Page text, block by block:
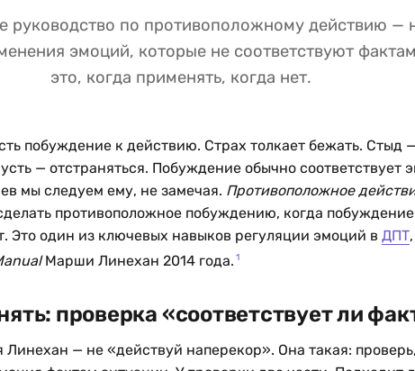
руководство по противоположному действию —
эмоций, которые не соответствуют
это, когда применять, когда нет.
побуждение к действию. Страх толкает бежать. Стыд
— отстраняться. Побуждение обычно соответствует
мы следуем ему, не замечая. Противоположное
противоположное побуждению, когда
Это один из ключевых навыков регуляции эмоций в ДПТ
Марши Линехан 2014 года. 1
проверка «соответствует ли
Линехан — не «действуй наперекор». Она такая: проверь,